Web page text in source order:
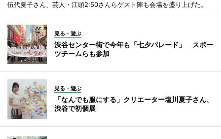
伍代夏子さん、芸人・江頭2:50さんらゲスト陣も会場を盛り上げた。
見る・遊ぶ
渋谷センター街で今年も「七夕パレード」 スポー
ツチームらも参加
見る・遊ぶ
「なんでも服にする」クリエーター塩川夏子さん、
渋谷で初個展